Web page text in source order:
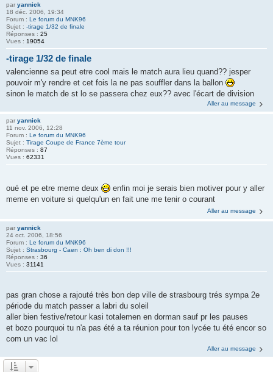
par yannick
18 déc. 2006, 19:34
Forum : Le forum du MNK96
Sujet : -tirage 1/32 de finale
Réponses : 25
Vues : 19054
-tirage 1/32 de finale
valencienne sa peut etre cool mais le match aura lieu quand?? jesper
pouvoir m'y rendre et cet fois la ne pas souffler dans la ballon
sinon le match de st lo se passera chez eux?? avec l'écart de division
Aller au message
par yannick
11 nov. 2006, 12:28
Forum : Le forum du MNK96
Sujet : Tirage Coupe de France 7ème tour
Réponses : 87
Vues : 62331
oué et pe etre meme deux
enfin moi je serais bien motiver pour y aller
meme en voiture si quelqu'un en fait une me tenir o courant
Aller au message
par yannick
24 oct. 2006, 18:56
Forum : Le forum du MNK96
Sujet : Strasbourg - Caen : Oh ben di don !!!
Réponses : 36
Vues : 31141
pas gran chose a rajouté très bon dep ville de strasbourg trés sympa 2e
période du match passer a labri du soleil
aller bien festive/retour kasi totalemen en dorman sauf pr les pauses
et bozo pourquoi tu n'a pas été a ta réunion pour ton lycée tu été encor so
com un vac lol
Aller au message